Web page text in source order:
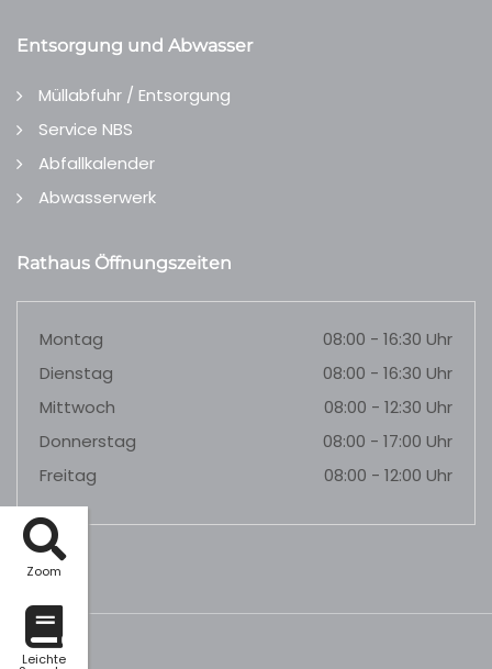
Zoom
Leichte
Entsorgung und Abwasser
Müllabfuhr / Entsorgung
Service NBS
Abfallkalender
Abwasserwerk
Rathaus Öffnungszeiten
Montag
08:00 - 16:30 Uhr
Dienstag
08:00 - 16:30 Uhr
Mittwoch
08:00 - 12:30 Uhr
Donnerstag
08:00 - 17:00 Uhr
Freitag
08:00 - 12:00 Uhr